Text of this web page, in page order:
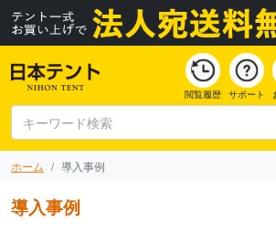
閲覧履歴 サポート
ホーム 導入事例
導入事例